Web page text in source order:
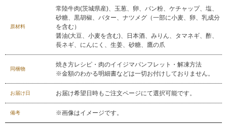
原材料
常陸牛肉(茨城県産)、玉葱、卵、パン粉、ケチャップ、塩、
砂糖、黒胡椒、バター、ナツメグ（一部に小麦、卵、乳成分
を含む）
醤油(大豆、小麦を含む)、日本酒、みりん、タマネギ、酢、
長ネギ、にんにく、生姜、砂糖、鷹の爪
同梱物
焼き方レシピ・肉のイイジマパンフレット・解凍方法
※金額のわかる明細書などは一切お付けしておりません。
お届け日 お届け希望日時もご注文ページにて選択可能です。
備考 ※画像はイメージです。